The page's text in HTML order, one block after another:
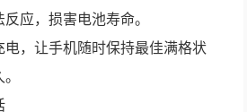
应，损害电池寿命。
电，让手机随时保持最佳满格状